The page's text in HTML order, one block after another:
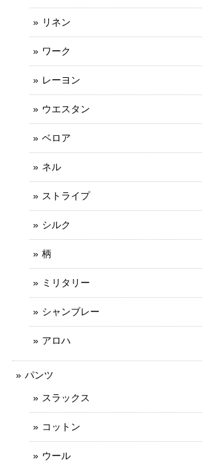
リネン
ワーク
レーヨン
ウエスタン
ベロア
ネル
ストライプ
シルク
柄
ミリタリー
シャンブレー
アロハ
パンツ
スラックス
コットン
ウール